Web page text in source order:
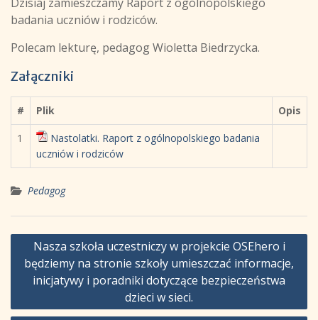
badania uczniów i rodziców.
Polecam lekturę, pedagog Wioletta Biedrzycka.
Załączniki
# Plik Opis
1
Nastolatki. Raport z ogólnopolskiego badania
uczniów i rodziców
Pedagog
Nawigacja
wpisu
Nasza szkoła uczestniczy w projekcie OSEhero i
będziemy na stronie szkoły umieszczać informacje,
inicjatywy i poradniki dotyczące bezpieczeństwa
dzieci w sieci.